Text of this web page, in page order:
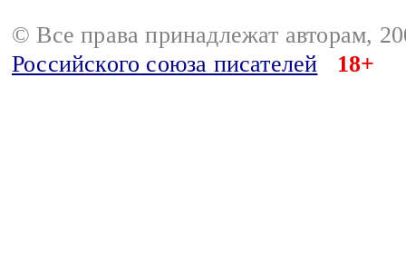
© Все права принадлежат авторам,
Российского союза писателей
18+